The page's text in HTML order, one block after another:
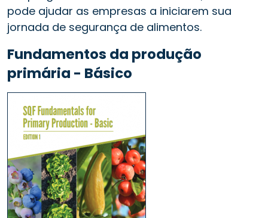
pode ajudar as empresas a iniciarem sua
jornada de segurança de alimentos.
Fundamentos da produção
primária - Básico